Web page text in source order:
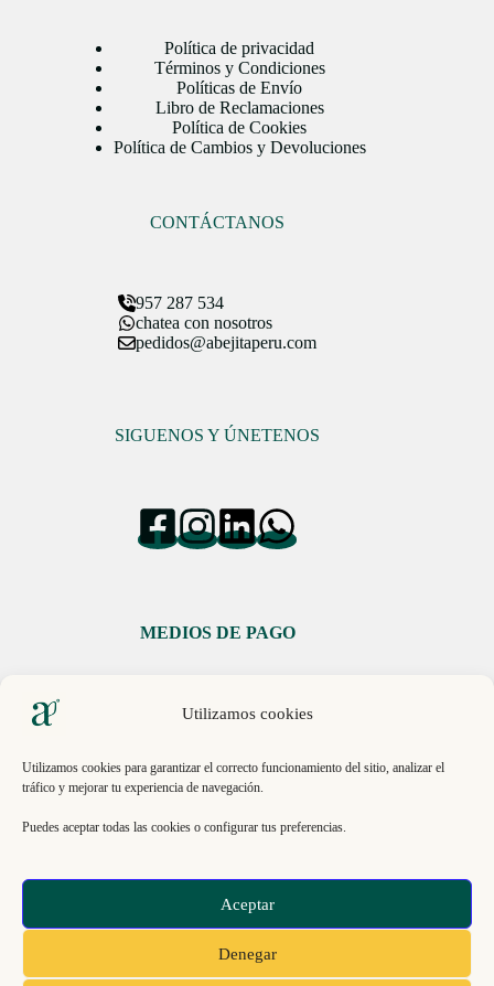
Utilizamos cookies
Utilizamos cookies para garantizar el correcto funcionamiento del sitio, analizar el
tráfico y mejorar tu experiencia de navegación.
Puedes aceptar todas las cookies o configurar tus preferencias.
Aceptar
Denegar
Política de privacidad
Términos y Condiciones
Políticas de Envío
Libro de Reclamaciones
Política de Cookies
Política de Cambios y Devoluciones
CONTÁCTANOS
957 287 534
chatea con nosotros
pedidos@abejitaperu.com
SIGUENOS Y ÚNETENOS
MEDIOS DE PAGO
Libro de Reclamaciones
© 2026, ECO INNOVACIÓN SAC. RUC 20613151193 .
Todos los derechos reservados | La Molina 15026, Lima,